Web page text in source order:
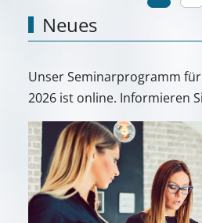
Neues
Unser Seminarprogramm
2026 ist online. Informieren